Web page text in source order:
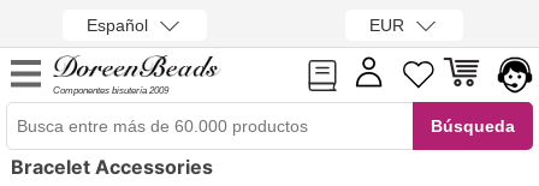
Español EUR
Componentes bisutería 2009
Bracelet Accessories